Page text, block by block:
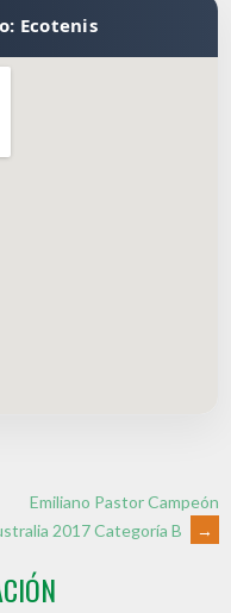
Ecotenis
Emiliano Pastor Campeón
2017 Categoría B
→